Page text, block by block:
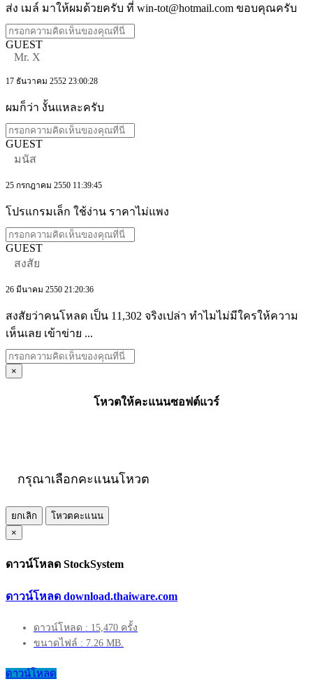
ส่ง เมล์ มาให้ผมด้วยครับ ที่ win-tot@hotmail.com ขอบคุณครับ
GUEST
Mr. X
17 ธันวาคม 2552 23:00:28
ผมก็ว่า งั้นแหละครับ
GUEST
มนัส
25 กรกฎาคม 2550 11:39:45
โปรแกรมเล็ก ใช้ง่าน ราคาไม่แพง
GUEST
สงสัย
26 มีนาคม 2550 21:20:36
สงสัยว่าคนโหลด เป็น 11,302 จริงเปล่า ทำไมไม่มีใครให้ความ
เห็นเลย เข้าข่าย ...
×
โหวตให้คะแนนซอฟต์แวร์
กรุณาเลือกคะแนนโหวต
ยกเลิก
โหวตคะแนน
×
ดาวน์โหลด StockSystem
ดาวน์โหลด download.thaiware.com
ดาวน์โหลด : 15,470 ครั้ง
ขนาดไฟล์ : 7.26 MB.
ดาวน์โหลด